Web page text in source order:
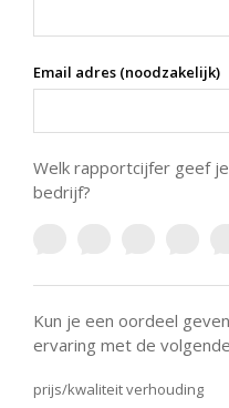
Email adres (noodzakelijk)
Welk rapportcijfer geef
bedrijf?
Kun je een oordeel
ervaring met de
prijs/kwaliteit verhouding